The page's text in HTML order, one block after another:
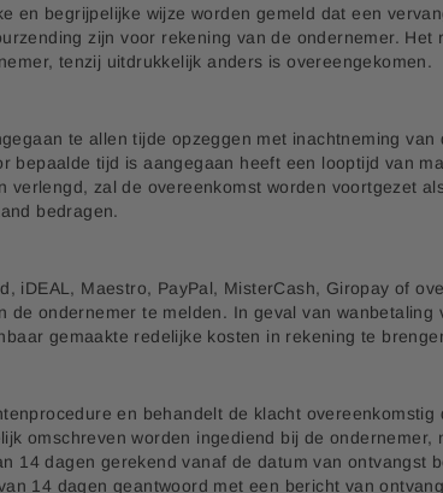
en begrijpelijke wijze worden gemeld dat een
zijn voor rekening van de ondernemer.
tenzij uitdrukkelijk anders is overeengekomen.
te allen tijde opzeggen met inachtneming
tijd is aangegaan heeft een looptijd van
zal de overeenkomst worden voortgezet
bedragen.
iDEAL, Maestro, PayPal, MisterCash, Giropay of
ondernemer te melden. In geval van
gemaakte redelijke kosten in rekening te
en behandelt de klacht
omschreven worden ingediend bij de
14 dagen gerekend vanaf de datum van ontvangst
14 dagen geantwoord met een bericht van